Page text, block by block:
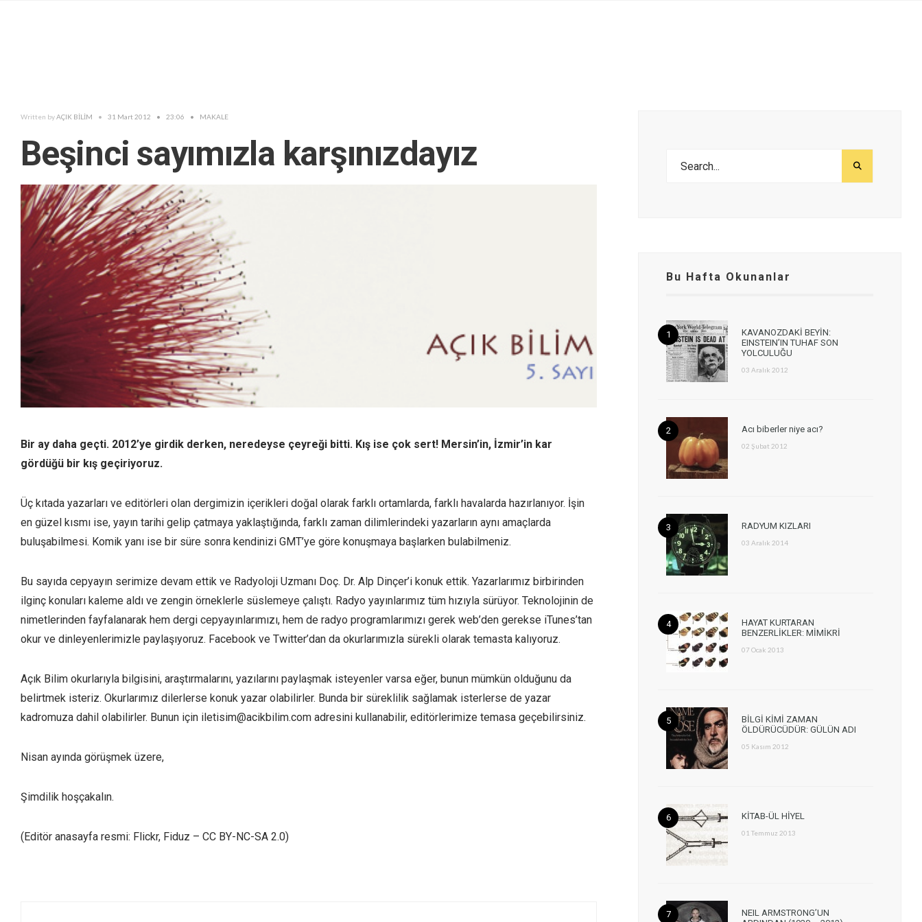
Written byAÇIK BİLİM • 31 Mart 2012 • 23:06 • MAKALE
Beşinci sayımızla karşınızdayız
Bir ay daha geçti. 2012’ye girdik derken, neredeyse çeyreği bitti. Kış ise çok sert! Mersin’in, İzmir’in kar
gördüğü bir kış geçiriyoruz.
Üç kıtada yazarları ve editörleri olan dergimizin içerikleri doğal olarak farklı ortamlarda, farklı havalarda hazırlanıyor. İşin
en güzel kısmı ise, yayın tarihi gelip çatmaya yaklaştığında, farklı zaman dilimlerindeki yazarların aynı amaçlarda
buluşabilmesi. Komik yanı ise bir süre sonra kendinizi GMT’ye göre konuşmaya başlarken bulabilmeniz.
Bu sayıda cepyayın serimize devam ettik ve Radyoloji Uzmanı Doç. Dr. Alp Dinçer’i konuk ettik. Yazarlarımız birbirinden
ilginç konuları kaleme aldı ve zengin örneklerle süslemeye çalıştı. Radyo yayınlarımız tüm hızıyla sürüyor. Teknolojinin de
nimetlerinden fayfalanarak hem dergi cepyayınlarımızı, hem de radyo programlarımızı gerek web’den gerekse iTunes’tan
okur ve dinleyenlerimizle paylaşıyoruz. Facebook ve Twitter’dan da okurlarımızla sürekli olarak temasta kalıyoruz.
Açık Bilim okurlarıyla bilgisini, araştırmalarını, yazılarını paylaşmak isteyenler varsa eğer, bunun mümkün olduğunu da
belirtmek isteriz. Okurlarımız dilerlerse konuk yazar olabilirler. Bunda bir süreklilik sağlamak isterlerse de yazar
kadromuza dahil olabilirler. Bunun için iletisim@acikbilim.com adresini kullanabilir, editörlerimize temasa geçebilirsiniz.
Nisan ayında görüşmek üzere,
Şimdilik hoşçakalın.
(Editör anasayfa resmi: Flickr, Fiduz – CC BY-NC-SA 2.0)
Bu Hafta Okunanlar
KAVANOZDAKİ BEYİN:
EINSTEIN’IN TUHAF SON
YOLCULUĞU
03 Aralık 2012
Acı biberler niye acı?
02 Şubat 2012
RADYUM KIZLARI
03 Aralık 2014
HAYAT KURTARAN
BENZERLİKLER: MİMİKRİ
07 Ocak 2013
BİLGİ KİMİ ZAMAN
ÖLDÜRÜCÜDÜR: GÜLÜN ADI
05 Kasım 2012
KİTAB-ÜL HİYEL
01 Temmuz 2013
NEIL ARMSTRONG’UN